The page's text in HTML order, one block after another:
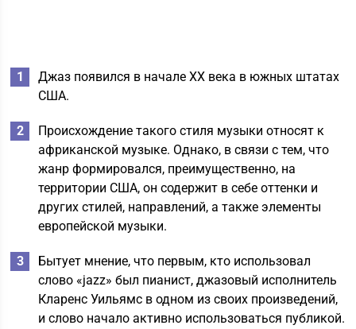
Джаз появился в начале XX века в южных штатах
США.
Происхождение такого стиля музыки относят к
африканской музыке. Однако, в связи с тем, что
жанр формировался, преимущественно, на
территории США, он содержит в себе оттенки и
других стилей, направлений, а также элементы
европейской музыки.
Бытует мнение, что первым, кто использовал
слово «jazz» был пианист, джазовый исполнитель
Кларенс Уильямс в одном из своих произведений,
и слово начало активно использоваться публикой.